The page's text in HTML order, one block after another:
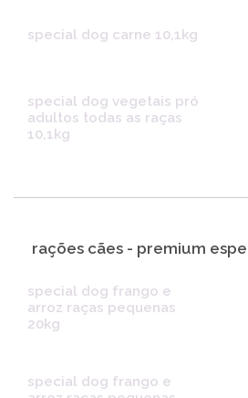
special dog carne 10,1kg
special dog vegetais pró
adultos todas as raças
10,1kg
rações cães - premium
special dog frango e
arroz raças pequenas
20kg
special dog frango e